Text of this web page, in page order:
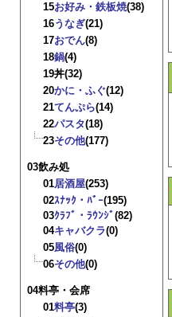
15お好み・鉄板焼(38)
16うなぎ(21)
17おでん(8)
18鍋(4)
19丼(32)
20かに・ふぐ(12)
21てんぷら(14)
22パスタ(18)
23その他(177)
03飲み処
01居酒屋(253)
02ｽﾅｯｸ・ﾊﾞｰ(195)
03ｸﾗﾌﾞ・ﾗｳﾝｼﾞ(82)
04キャバクラ(0)
05風俗(0)
06その他(0)
04料亭・会席
01料亭(3)